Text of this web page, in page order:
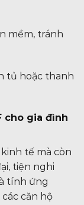
mềm, tránh
tủ hoặc thanh
cho gia đình
tế mà còn
tiện nghi
tính ứng
căn hộ